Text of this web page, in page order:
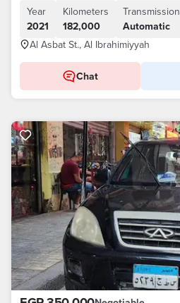
Year
2021
Kilometers
182,000
Transmission
Automatic
Al Asbat St., Al Ibrahimiyyah
Chat